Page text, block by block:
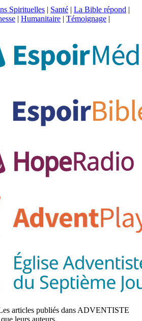
Spirituelles | Santé | La Bible répond |
| Humanitaire | Témoignage |
articles publiés dans ADVENTISTE
leurs auteurs.